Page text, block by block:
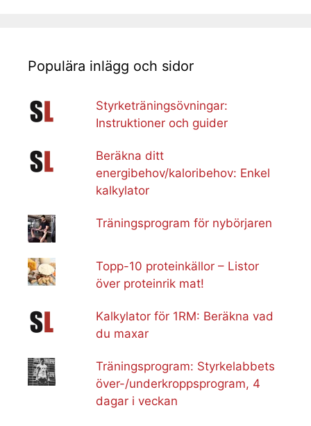
Populära inlägg och sidor
Styrketräningsövningar:
Instruktioner och guider
Beräkna ditt
energibehov/kaloribehov: Enkel
kalkylator
Träningsprogram för nybörjaren
Topp-10 proteinkällor – Listor
över proteinrik mat!
Kalkylator för 1RM: Beräkna vad
du maxar
Träningsprogram: Styrkelabbets
över-/underkroppsprogram, 4
dagar i veckan